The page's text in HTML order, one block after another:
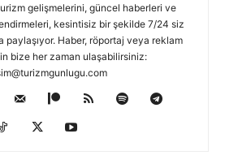
gelişmelerini, güncel haberleri ve
kesintisiz bir şekilde 7/24 siz
paylaşıyor. Haber, röportaj veya reklam
bize her zaman ulaşabilirsiniz: